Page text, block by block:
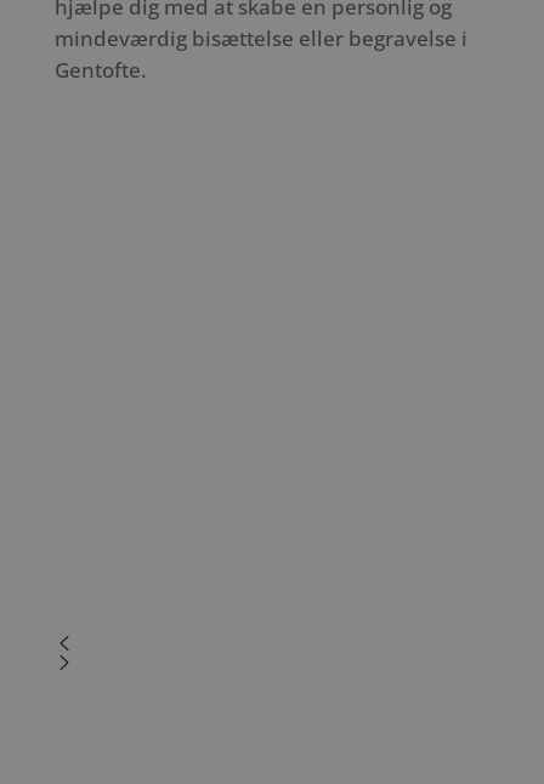
hjælpe dig med at skabe en personlig og
mindeværdig bisættelse eller begravelse i
Gentofte.